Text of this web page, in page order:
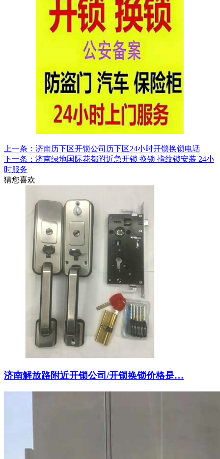
上一条：济南历下区开锁公司历下区24小时开锁换锁电话
下一条：济南绿地国际花都附近急开锁 换锁 指纹锁安装 24小
时服务
猜您喜欢
济南解放路附近开锁公司/开锁换锁价格是…